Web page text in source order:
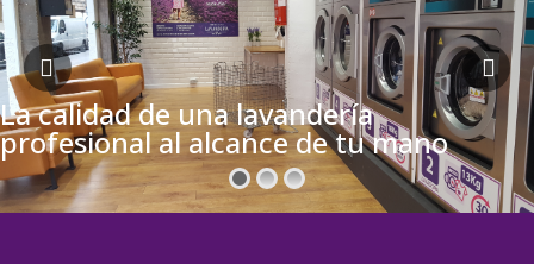
La calidad de una lavandería
profesional al alcance de tu mano